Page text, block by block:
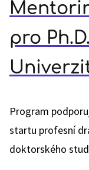
pro
Program
startu profesní
doktorského